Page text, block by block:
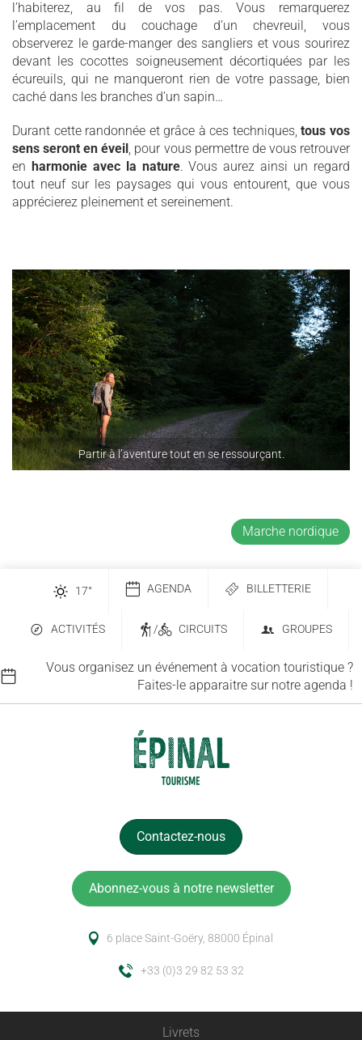
l’habiterez, au fil de vos pas. Vous remarquerez
l’emplacement du couchage d’un chevreuil, vous
observerez le garde-manger des sangliers et vous sourirez
devant les cocottes soigneusement décortiquées par les
écureuils, qui ne manqueront rien de votre passage, bien
caché dans les branches d’un sapin…
Durant cette randonnée et grâce à ces techniques,tous vos
sens seront en éveil , pour vous permettre de vous retrouver
en harmonie avec la nature. Vous aurez ainsi un regard
tout neuf sur les paysages qui vous entourent, que vous
apprécierez pleinement et sereinement.
Partir à l’aventure tout en se ressourçant.
Marche nordique
17° AGENDA BILLETTERIE
ACTIVITÉS / CIRCUITS GROUPES
Vous organisez un événement à vocation touristique ?
Faites-le apparaitre sur notre agenda !
Contactez-nous
Abonnez-vous à notre newsletter
6 place Saint-Goëry, 88000 Épinal
+33 (0)3 29 82 53 32
Livrets